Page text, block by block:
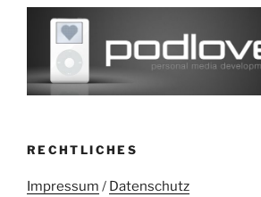
RECHTLICHES
Impressum / Datenschutz